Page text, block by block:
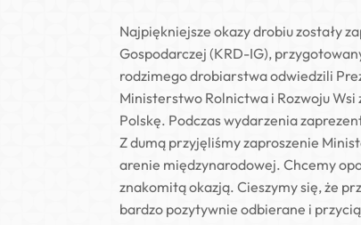
Najpiękniejsze okazy drobiu zostały
Gospodarczej (KRD-IG),
rodzimego drobiarstwa odwiedzili
Ministerstwo Rolnictwa i Rozwoju Wsi
Polskę. Podczas wydarzenia
Z dumą przyjęliśmy zaproszenie
arenie międzynarodowej. Chcemy
znakomitą okazją. Cieszymy się, że
bardzo pozytywnie odbierane i